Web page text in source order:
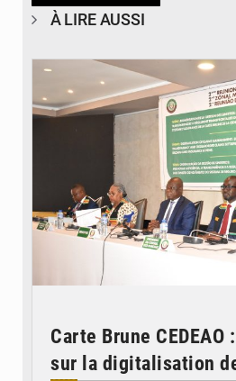
À LIRE AUSSI
Carte Brune CEDEAO
sur la digitalisation